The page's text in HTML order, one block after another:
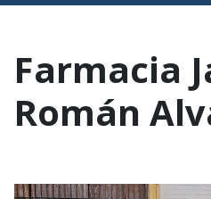
Farmacia
Román